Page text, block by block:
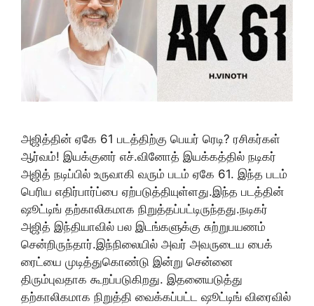
அஜித்தின் ஏகே 61 படத்திற்கு பெயர் ரெடி? ரசிகர்கள்
ஆர்வம்! இயக்குனர் எச்.வினோத் இயக்கத்தில் நடிகர்
அஜித் நடிப்பில் உருவாகி வரும் படம் ஏகே 61. இந்த படம்
பெரிய எதிர்பார்ப்பை ஏற்படுத்தியுள்ளது.இந்த படத்தின்
ஷூட்டிங் தற்காலிகமாக நிறுத்தப்பட்டிருந்தது.நடிகர்
அஜித் இந்தியாவில் பல இடங்களுக்கு சுற்றுபயணம்
சென்றிருந்தார்.இந்நிலையில் அவர் அவருடைய பைக்
ரைட்யை முடித்துகொண்டு இன்று சென்னை
திரும்புவதாக கூறப்படுகிறது. இதனையடுத்து
தற்காலிகமாக நிறுத்தி வைக்கப்பட்ட ஷூட்டிங் விரைவில்